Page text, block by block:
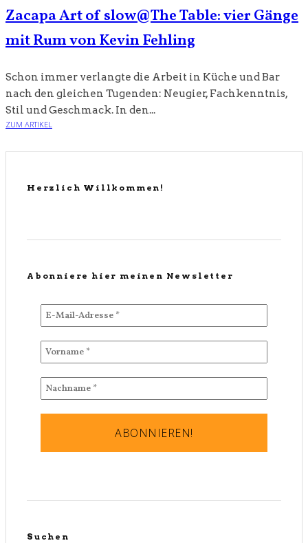
Zacapa Art of slow@The Table: vier Gänge
mit Rum von Kevin Fehling
Schon immer verlangte die Arbeit in Küche und Bar
nach den gleichen Tugenden: Neugier, Fachkenntnis,
Stil und Geschmack. In den...
ZUM ARTIKEL
Herzlich Willkommen!
Abonniere hier meinen Newsletter
Suchen